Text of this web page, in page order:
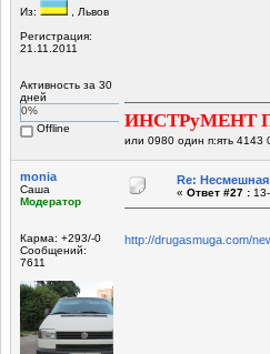
Из:
, Львов
Регистрация:
21.11.2011
Активность за 30
дней
0%
Offline
ИНСТРуМЕНТ
или 0980 один п:ять 4143
monia
Саша
Модератор
Карма: +293/-0
Сообщений:
7611
Re: Несмешная
« Ответ #27 :
http://drugasmuga.com/